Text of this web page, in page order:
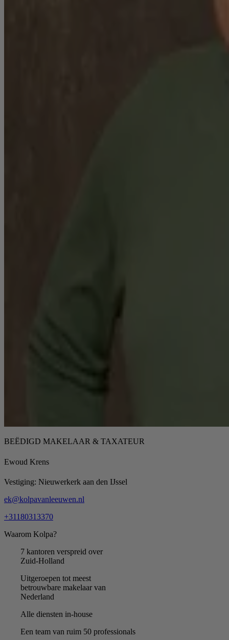
BEËDIGD MAKELAAR & TAXATEUR
Ewoud Krens
Vestiging: Nieuwerkerk aan den IJssel
ek@kolpavanleeuwen.nl
+31180313370
Waarom Kolpa?
7 kantoren verspreid over
Zuid-Holland
Uitgeroepen tot meest
betrouwbare makelaar van
Nederland
Alle diensten in-house
Een team van ruim 50 professionals